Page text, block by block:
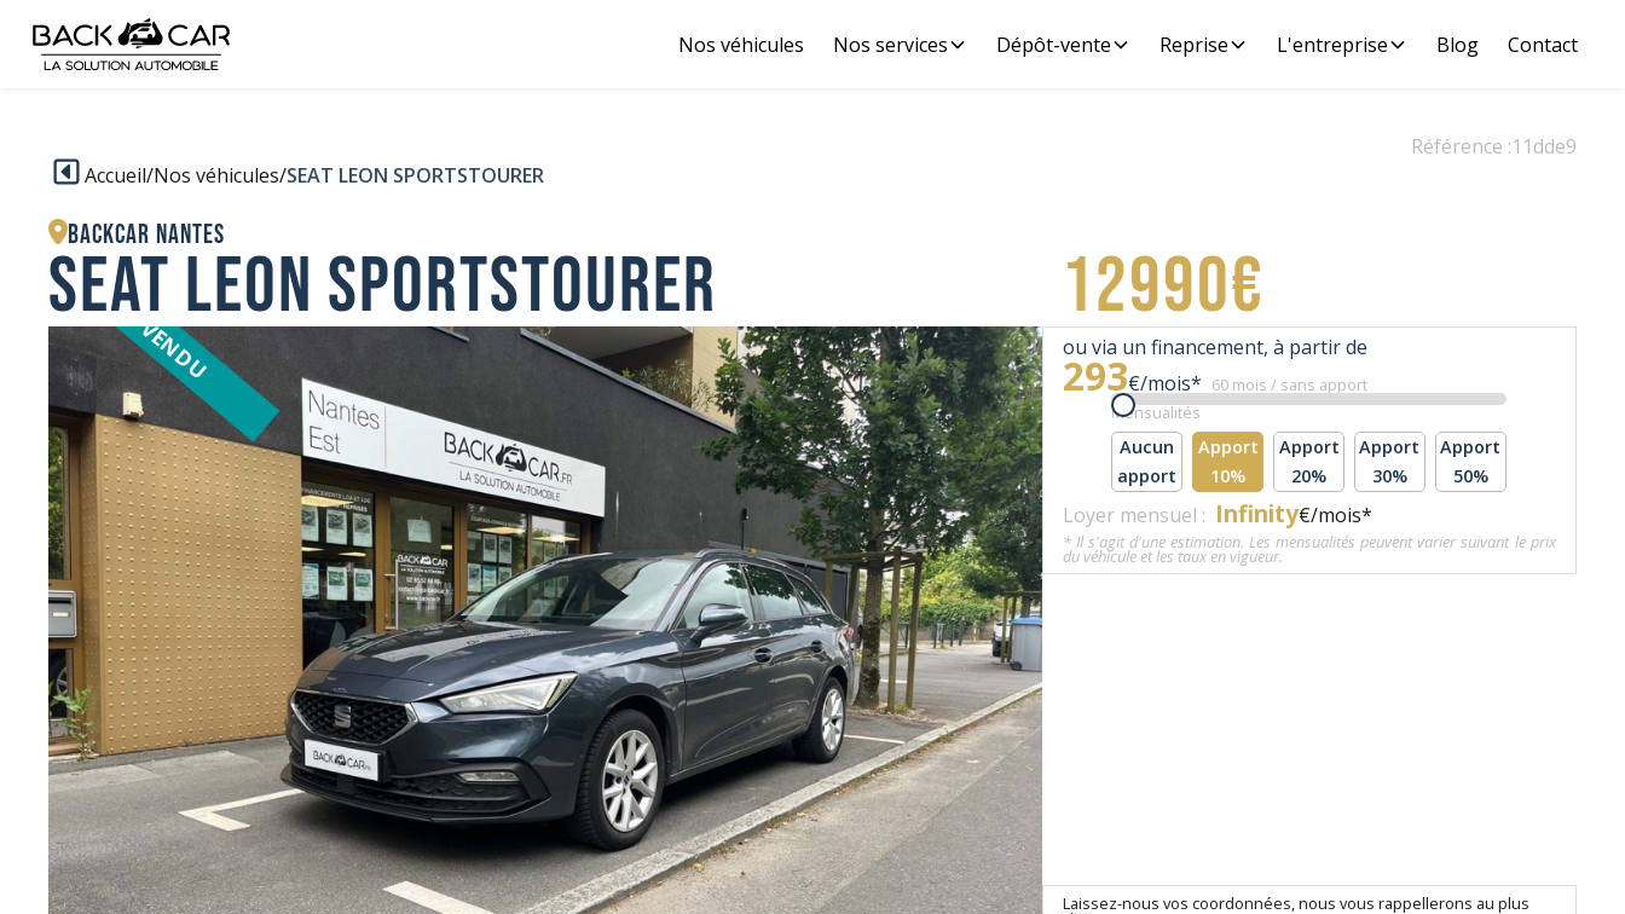
Nos véhicules Nos services Dépôt-vente Reprise L'entreprise Blog Contact
Accueil/Nos véhicules/SEAT LEON SPORTSTOURER
Référence :11dde9
BACKCAR Nantes
SEAT LEON SPORTSTOURER 12990€
VENDU ou via un financement, à partir de
293€/mois* 60 mois / sans apport
Mensualités
Aucun
apport
Apport
10%
Apport
20%
Apport
30%
Apport
50%
Loyer mensuel : Infinity€/mois*
* Il s'agit d'une estimation. Les mensualités peuvent varier suivant le prix
du véhicule et les taux en vigueur.
Laissez-nous vos coordonnées, nous vous rappellerons au plus